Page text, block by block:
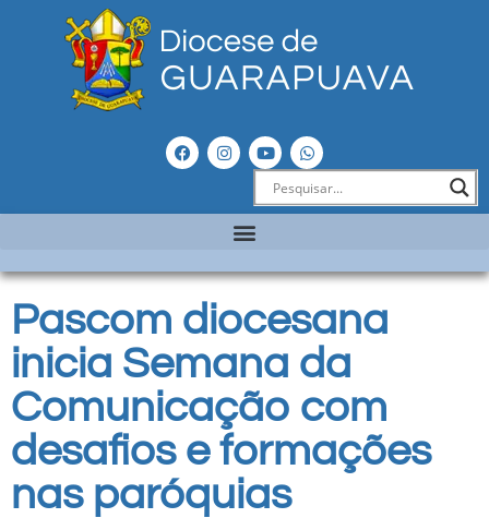
Pascom diocesana
inicia Semana da
Comunicação com
desafios e formações
nas paróquias